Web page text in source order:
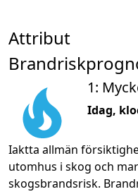
Attribut
1:
Idag,
Iaktta allmän
utomhus i skog och
skogsbrandsrisk.